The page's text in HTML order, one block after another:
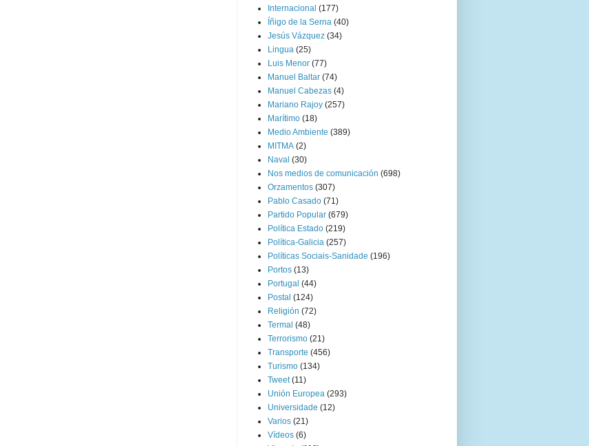
Internacional (177)
Íñigo de la Serna (40)
Jesús Vázquez (34)
Lingua (25)
Luis Menor (77)
Manuel Baltar (74)
Manuel Cabezas (4)
Mariano Rajoy (257)
Marítimo (18)
Medio Ambiente (389)
MITMA (2)
Naval (30)
Nos medios de comunicación (698)
Orzamentos (307)
Pablo Casado (71)
Partido Popular (679)
Política Estado (219)
Política-Galicia (257)
Políticas Sociais-Sanidade (196)
Portos (13)
Portugal (44)
Postal (124)
Religión (72)
Termal (48)
Terrorismo (21)
Transporte (456)
Turismo (134)
Tweet (11)
Unión Europea (293)
Universidade (12)
Varios (21)
Vídeos (6)